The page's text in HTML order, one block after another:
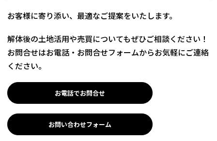
お客様に寄り添い、最適なご提案をいたします。
解体後の土地活用や売買についてもぜひご相談ください！
お問合せはお電話・お問合せフォームからお気軽にご連絡
ください。
お電話でお問合せ
お問い合わせフォーム